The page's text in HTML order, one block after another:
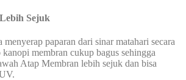
Sejuk
paparan dari sinar matahari secara
membran cukup bagus sehingga
Atap Membran lebih sejuk dan bisa